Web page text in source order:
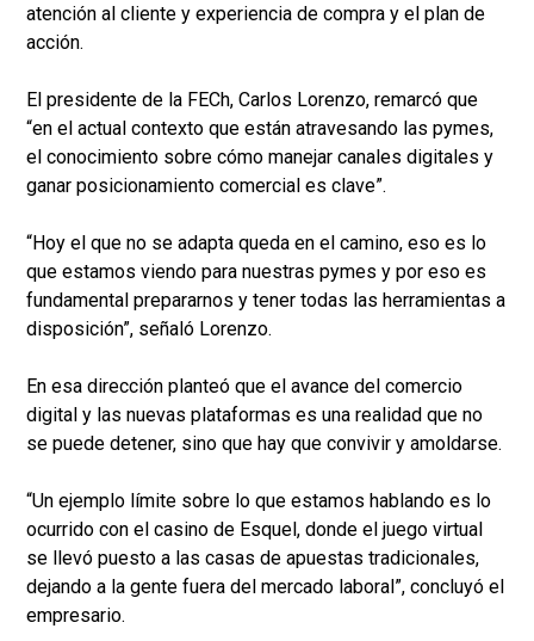
atención al cliente y experiencia de compra y el plan de
acción.
El presidente de la FECh, Carlos Lorenzo, remarcó que
“en el actual contexto que están atravesando las pymes,
el conocimiento sobre cómo manejar canales digitales y
ganar posicionamiento comercial es clave”.
“Hoy el que no se adapta queda en el camino, eso es lo
que estamos viendo para nuestras pymes y por eso es
fundamental prepararnos y tener todas las herramientas a
disposición”, señaló Lorenzo.
En esa dirección planteó que el avance del comercio
digital y las nuevas plataformas es una realidad que no
se puede detener, sino que hay que convivir y amoldarse.
“Un ejemplo límite sobre lo que estamos hablando es lo
ocurrido con el casino de Esquel, donde el juego virtual
se llevó puesto a las casas de apuestas tradicionales,
dejando a la gente fuera del mercado laboral”, concluyó el
empresario.